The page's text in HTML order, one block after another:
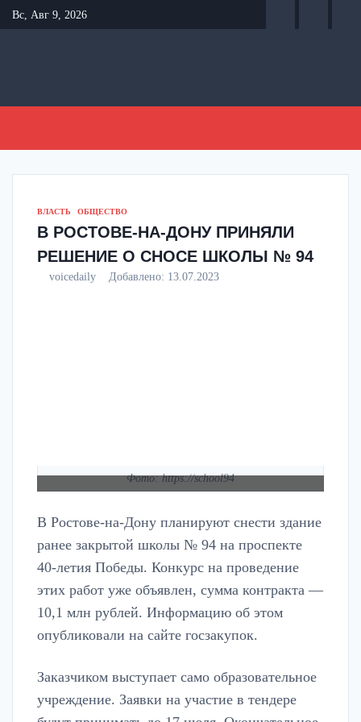
Перейти
к
Вс, Авг 9, 2026
ВЛАСТЬ ОБЩЕСТВО
В РОСТОВЕ-НА-ДОНУ ПРИНЯЛИ
РЕШЕНИЕ О СНОСЕ ШКОЛЫ № 94
voicedaily Добавлено: 13.07.2023
Фото: https://school94
В Ростове-на-Дону планируют снести здание
ранее закрытой школы № 94 на проспекте
40-летия Победы. Конкурс на проведение
этих работ уже объявлен, сумма контракта —
10,1 млн рублей. Информацию об этом
опубликовали на сайте госзакупок.
Заказчиком выступает само образовательное
учреждение. Заявки на участие в тендере